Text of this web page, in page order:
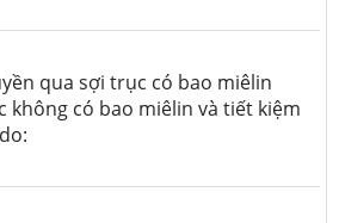
qua sợi trục có bao miêlin
không có bao miêlin và tiết kiệm